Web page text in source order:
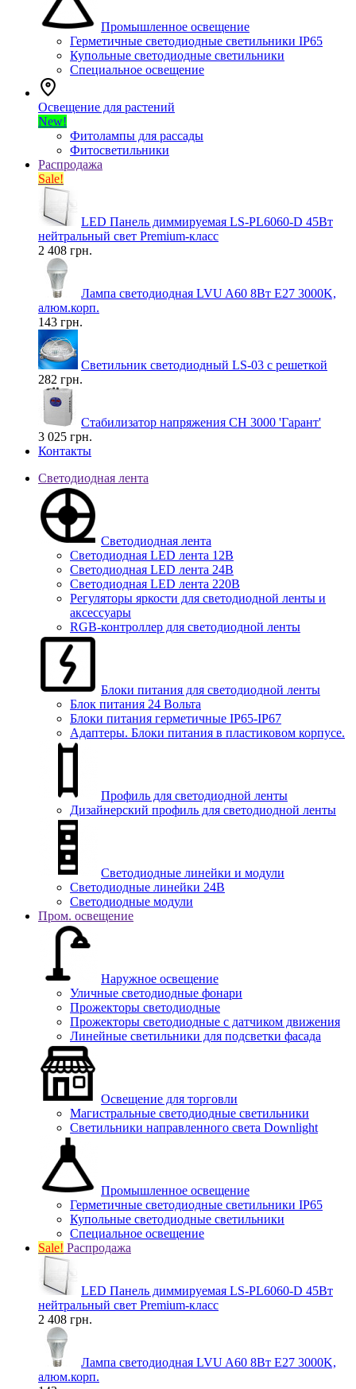
Промышленное освещение
Герметичные светодиодные светильники IP65
Купольные светодиодные светильники
Специальное освещение
Освещение для растений
New!
Фитолампы для рассады
Фитосветильники
Распродажа
Sale!
LED Панель диммируемая LS-PL6060-D 45Вт
нейтральный свет Premium-класс
2 408 грн.
Лампа светодиодная LVU A60 8Вт E27 3000K,
алюм.корп.
143 грн.
Светильник светодиодный LS-03 с решеткой
282 грн.
Стабилизатор напряжения СН 3000 'Гарант'
3 025 грн.
Контакты
Светодиодная лента
Светодиодная лента
Светодиодная LED лента 12В
Светодиодная LED лента 24В
Светодиодная LED лента 220В
Регуляторы яркости для светодиодной ленты и
аксессуары
RGB-контроллер для светодиодной ленты
Блоки питания для светодиодной ленты
Блок питания 24 Вольта
Блоки питания герметичные IP65-IP67
Адаптеры. Блоки питания в пластиковом корпусе.
Профиль для светодиодной ленты
Дизайнерский профиль для светодиодной ленты
Светодиодные линейки и модули
Светодиодные линейки 24В
Светодиодные модули
Пром. освещение
Наружное освещение
Уличные светодиодные фонари
Прожекторы светодиодные
Прожекторы светодиодные с датчиком движения
Линейные светильники для подсветки фасада
Освещение для торговли
Магистральные светодиодные светильники
Светильники направленного света Downlight
Промышленное освещение
Герметичные светодиодные светильники IP65
Купольные светодиодные светильники
Специальное освещение
Sale! Распродажа
LED Панель диммируемая LS-PL6060-D 45Вт
нейтральный свет Premium-класс
2 408 грн.
Лампа светодиодная LVU A60 8Вт E27 3000K,
алюм.корп.